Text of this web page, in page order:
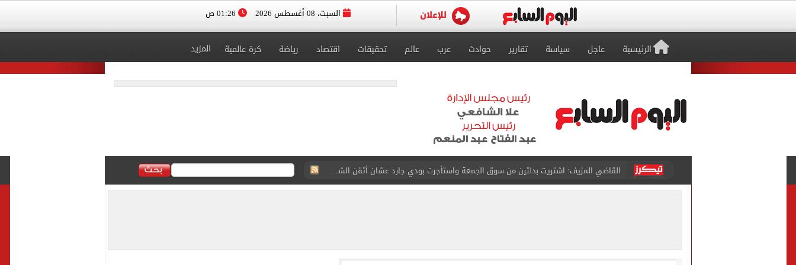
السبت، 08 أغسطس 2026
الرئيسية عاجل سياسة تقارير حوادث عرب عالم تحقيقات اقتصاد رياضة كرة عالمية المزيد
برشلونة يطرح تذاكر مواجهة الأهلي على كأس خوان جامبر
طرابزون سبور ينفي الحجز على مستحقات محمد صلاح
الأهلي ينهي مرانه الأول فى معسكر إسبانيا.. جلسة عموتة وفقرة بدنية.. صور